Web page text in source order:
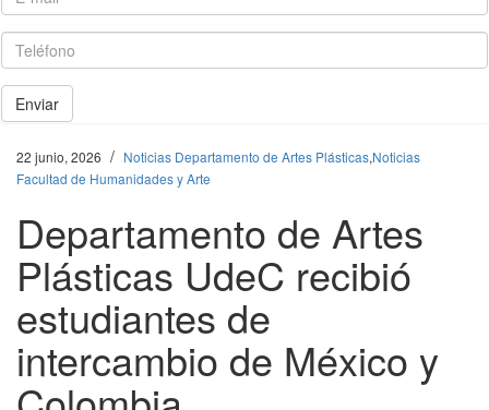
Teléfono
Enviar
22 junio, 2026 / Noticias Departamento de Artes Plásticas,Noticias
Facultad de Humanidades y Arte
Departamento de Artes
Plásticas UdeC recibió
estudiantes de
intercambio de México y